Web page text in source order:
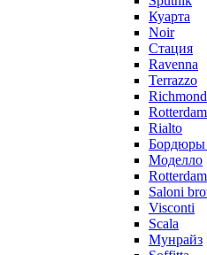
Куарта
Noir
Стация
Ravenna
Terrazzo
Richmond
Rialto
Бордюры
Моделло
Saloni
Visconti
Scala
Мунрайз